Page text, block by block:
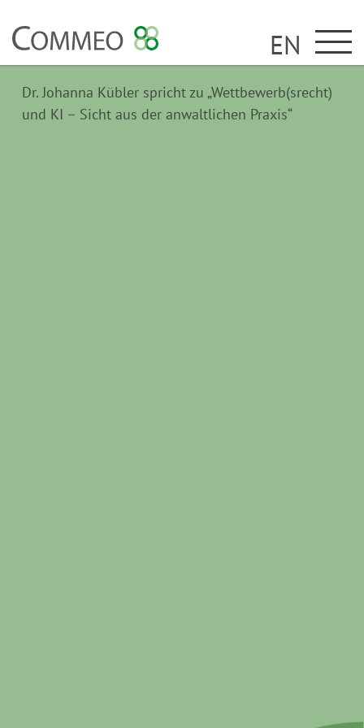
EN
Dr. Johanna Kübler spricht zu „Wettbewerb(srecht)
und KI – Sicht aus der anwaltlichen Praxis“